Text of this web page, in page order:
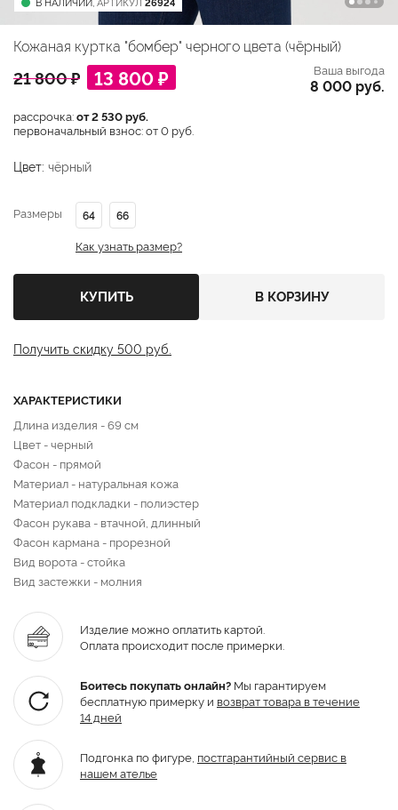
Кожаная куртка "бомбер" черного цвета (чёрный)
21 800 ₽ 13 800 ₽ Ваша выгода
8 000 руб.
рассрочка:от 2 530 руб.
первоначальный взнос: от 0 руб.
Цвет: чёрный
Размеры 64 66
Как узнать размер?
КУПИТЬ В КОРЗИНУ
Получить скидку 500 руб.
ХАРАКТЕРИСТИКИ
Длина изделия - 69 см
Цвет - черный
Фасон - прямой
Материал - натуральная кожа
Материал подкладки - полиэстер
Фасон рукава - втачной, длинный
Фасон кармана - прорезной
Вид ворота - стойка
Вид застежки - молния
Изделие можно оплатить картой.
Оплата происходит после примерки.
Боитесь покупать онлайн? Мы гарантируем
бесплатную примерку и возврат товара в течение
14 дней
Подгонка по фигуре, постгарантийный сервис в
нашем ателье